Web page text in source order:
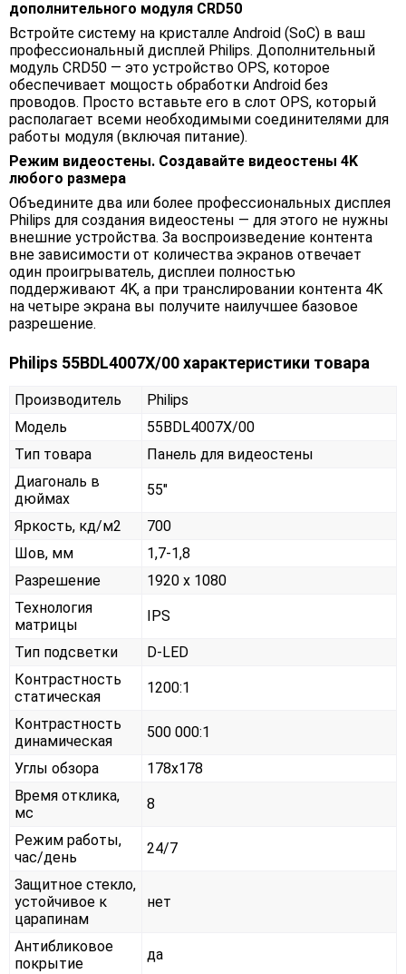
дополнительного модуля CRD50
Встройте систему на кристалле Android (SoC) в ваш
профессиональный дисплей Philips. Дополнительный
модуль CRD50 — это устройство OPS, которое
обеспечивает мощость обработки Android без
проводов. Просто вставьте его в слот OPS, который
располагает всеми необходимыми соединителями для
работы модуля (включая питание).
Режим видеостены. Создавайте видеостены 4K
любого размера
Объедините два или более профессиональных дисплея
Philips для создания видеостены — для этого не нужны
внешние устройства. За воспроизведение контента
вне зависимости от количества экранов отвечает
один проигрыватель, дисплеи полностью
поддерживают 4K, а при транслировании контента 4K
на четыре экрана вы получите наилучшее базовое
разрешение.
Philips 55BDL4007X/00 характеристики товара
Производитель
Philips
Модель
55BDL4007X/00
Тип товара
Панель для видеостены
Диагональ в
дюймах
55"
Яркость, кд/м2
700
Шов, мм
1,7-1,8
Разрешение
1920 x 1080
Технология
матрицы
IPS
Тип подсветки
D-LED
Контрастность
статическая
1200:1
Контрастность
динамическая
500 000:1
Углы обзора
178x178
Время отклика,
мс
8
Режим работы,
час/день
24/7
Защитное стекло,
устойчивое к
царапинам
нет
Антибликовое
покрытие
да